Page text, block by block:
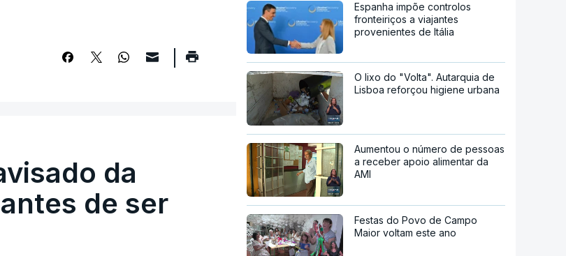
da
de ser
Espanha impõe controlos
fronteiriços a viajantes
provenientes de Itália
O lixo do "Volta". Autarquia de
Lisboa reforçou higiene urbana
Aumentou o número de pessoas
a receber apoio alimentar da
AMI
Festas do Povo de Campo
Maior voltam este ano